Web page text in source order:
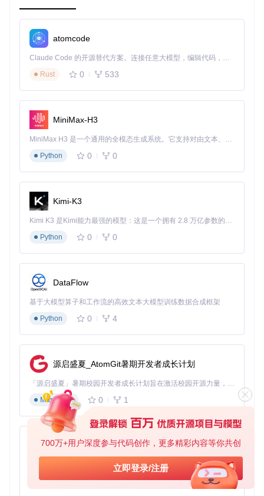
700万+用户深度参与代码创作，更多精彩内容等你共创
立即登录/注册
atomcode
Claude Code 的开源替代方案。连接任意大模型，编辑代码，运行命令，自动验证 — 全自动执行。用 Rust 构建，极致性能。 ｜ An open-source alternative to Claude Code. Connect any LLM, edit code, run commands, and verify changes — autonomously. Built in Rust for speed. Get Started
Rust
0 533
MiniMax-H3
MiniMax H3 是一个通用的全模态生成系统。它支持对由文本、图像、视频和音频组成的多模态上下文进行统一理解，并能生成分辨率高达 2K、时长可达 15 秒的带原生立体声音频的视频。得益于面向任务泛化的系统设计，H3 在预训练阶段就已具备广泛的多模态上下文理解与生成能力，能够出色地执行复杂的多模态指令。
Python
0 0
Kimi-K3
Kimi K3 是Kimi能力最强的模型：这是一个拥有 2.8 万亿参数的混合专家（MoE）模型，具备原生视觉理解能力，并支持 100 万 token 的上下文窗口。
Python
0 0
DataFlow
基于大模型算子和工作流的高效文本大模型训练数据合成框架
Python
0 4
源启盛夏_AtomGit暑期开发者成长计划
「源启盛夏」暑期校园开发者成长计划旨在激活校园开源力量，通过积分激励、认证扶持、资源倾斜等形式，引导高校组织和开发者完成「入驻 — 建项目 — 做贡献 — 获认证 — 得资源」的完整闭环。无论你是想带领社团入驻平台的组织者，还是希望用代码贡献证明自己的开发者，都能在这里找到属于你的成长路径。
Markdown
0 1
py-xiaozhi
基于Python的Xiaozhi AI，适用于想要完整Xiaozhi体验而无需拥有专用硬件的用户。
Python
0 1